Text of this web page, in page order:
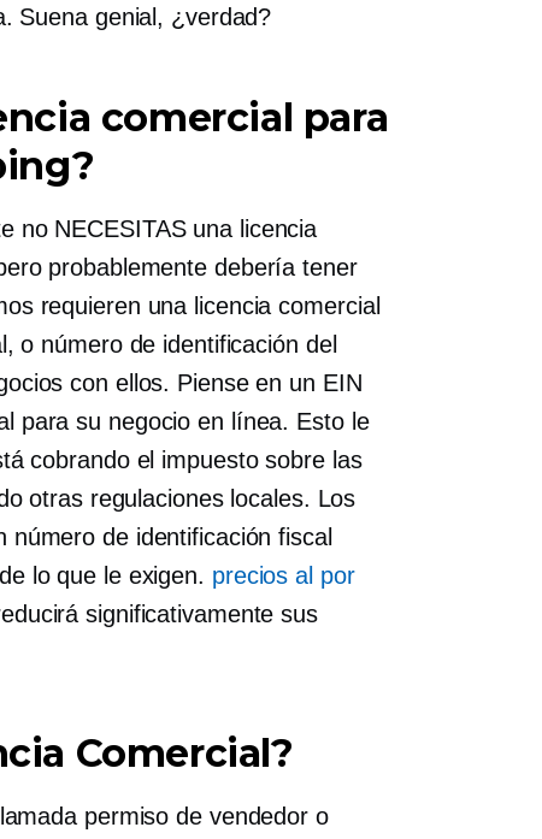
Suena genial, ¿verdad?
comercial para
no NECESITAS una licencia
probablemente debería tener
requieren una licencia comercial
o número de identificación del
con ellos. Piense en un EIN
para su negocio en línea. Esto le
cobrando el impuesto sobre las
otras regulaciones locales. Los
de identificación fiscal
lo que le exigen. precios al por
significativamente sus
Comercial?
permiso de vendedor o